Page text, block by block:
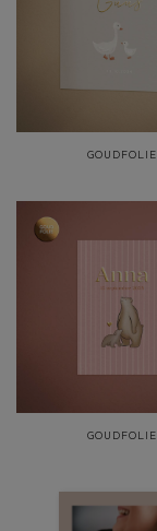
GOUDFOLIE
GOUDFOLIE